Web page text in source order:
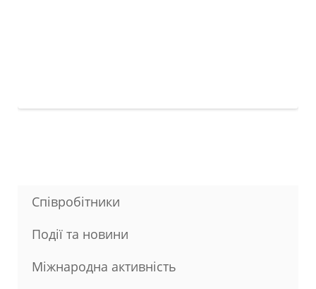
Співробітники
Події та новини
Міжнародна активність